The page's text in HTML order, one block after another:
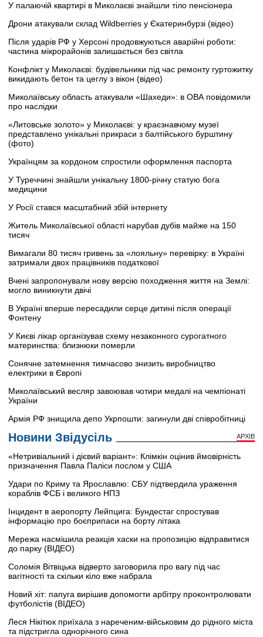
У палаючій квартирі в Миколаєві знайшли тіло пенсіонера
Дрони атакували склад Wildberries у Єкатеринбурзі (відео)
Після ударів РФ у Херсоні продовжуються аварійні роботи:
частина мікрорайонів залишається без світла
Конфлікт у Миколаєві: будівельники під час ремонту гуртожитку
викидають бетон та цеглу з вікон (відео)
Миколаївську область атакували «Шахеди»: в ОВА повідомили
про наслідки
«Литовське золото» у Миколаєві: у краєзнавчому музеї
представлено унікальні прикраси з балтійського бурштину
(фото)
Українцям за кордоном спростили оформлення паспорта
У Туреччині знайшли унікальну 1800-річну статую бога
медицини
У Росії стався масштабний збій інтернету
Житель Миколаївської області нарубав дубів майже на 150
тисяч
Вимагали 80 тисяч гривень за «лояльну» перевірку: в Україні
затримали двох працівників податкової
Вчені запропонували нову версію походження життя на Землі:
могло виникнути двічі
В Україні вперше пересадили серце дитині після операції
Фонтену
У Києві лікар організував схему незаконного сурогатного
материнства: близнюки померли
Сонячне затемнення тимчасово знизить виробництво
електрики в Європі
Миколаївський весляр завоював чотири медалі на чемпіонаті
України
Армія РФ знищила депо Укрпошти: загинули дві співробітниці
Новини Звідусіль АРХІВ
«Нетривіальний і дієвий варіант»: Клімкін оцінив ймовірність
призначення Павла Паліси послом у США
Удари по Криму та Ярославлю: СБУ підтвердила ураження
кораблів ФСБ і великого НПЗ
Інцидент в аеропорту Лейпцига: Бундестаг спростував
інформацію про боєприпаси на борту літака
Мережа насмішила реакція хаски на пропозицію відправитися
до парку (ВІДЕО)
Соломія Вітвіцька відверто заговорила про вагу під час
вагітності та скільки кіло вже набрала
Новий хіт: папуга вирішив допомогти арбітру проконтролювати
футболістів (ВІДЕО)
Леся Нікітюк приїхала з нареченим-військовим до рідного міста
та підстригла однорічного сина